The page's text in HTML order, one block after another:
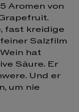
Aromen von
fast kreidige
Salzfilm
hat
Säure. Er
Und er
um nie